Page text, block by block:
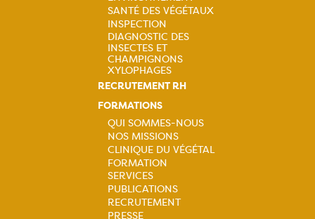
principale
SANTÉ DES VÉGÉTAUX
INSPECTION
DIAGNOSTIC DES
INSECTES ET
CHAMPIGNONS
XYLOPHAGES
RECRUTEMENT RH
FORMATIONS
Navigation
principale
QUI SOMMES-NOUS
NOS MISSIONS
CLINIQUE DU VÉGÉTAL
FORMATION
SERVICES
PUBLICATIONS
RECRUTEMENT
PRESSE